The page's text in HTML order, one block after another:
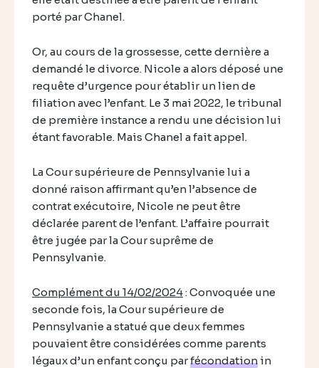
porté par Chanel.
Or, au cours de la grossesse, cette dernière a
demandé le divorce. Nicole a alors déposé une
requête d’urgence pour établir un lien de
filiation avec l’enfant. Le 3 mai 2022, le tribunal
de première instance a rendu une décision lui
étant favorable. Mais Chanel a fait appel.
La Cour supérieure de Pennsylvanie lui a
donné raison affirmant qu’en l’absence de
contrat exécutoire, Nicole ne peut être
déclarée parent de l’enfant. L’affaire pourrait
être jugée par la Cour suprême de
Pennsylvanie.
Complément du 14/02/2024: Convoquée une
seconde fois, la Cour supérieure de
Pennsylvanie a statué que deux femmes
pouvaient être considérées comme parents
légaux d’un enfant conçu parfécondation in